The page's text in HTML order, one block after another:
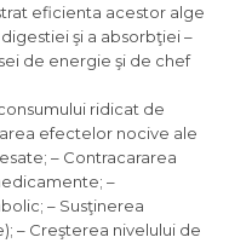
eficienta acestor alge
şi a absorbţiei –
de energie şi de chef
ridicat de
efectelor nocive ale
– Contracararea
–
– Susţinerea
– Creşterea nivelului de